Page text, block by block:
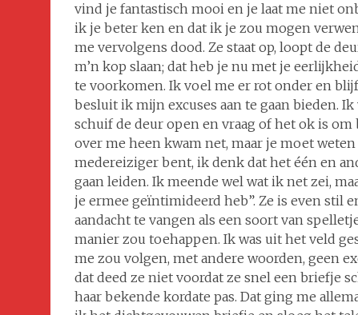
vind je fantastisch mooi en je laat me niet
ik je beter ken en dat ik je zou mogen
me vervolgens dood. Ze staat op, loopt de
m’n kop slaan; dat heb je nu met je
te voorkomen. Ik voel me er rot onder en
besluit ik mijn excuses aan te gaan bieden.
schuif de deur open en vraag of het ok is
over me heen kwam net, maar je moet
medereiziger bent, ik denk dat het één en
gaan leiden. Ik meende wel wat ik net zei,
je ermee geïntimideerd heb”. Ze is even stil
aandacht te vangen als een soort van
manier zou toehappen. Ik was uit het veld
me zou volgen, met andere woorden, geen
dat deed ze niet voordat ze snel een briefje
haar bekende kordate pas. Dat ging me